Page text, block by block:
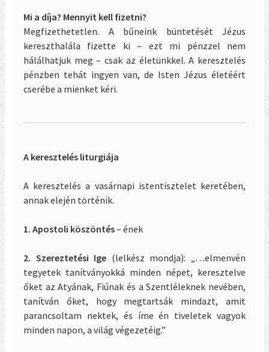
Mi a díja? Mennyit kell fizetni?
Megfizethetetlen. A bűneink büntetését Jézus
kereszthalála fizette ki – ezt mi pénzzel nem
hálálhatjuk meg – csak az életünkkel. A keresztelés
pénzben tehát ingyen van, de Isten Jézus életéért
cserébe a mienket kéri.
A keresztelés liturgiája
A keresztelés a vasárnapi istentisztelet keretében,
annak elején történik.
1. Apostoli köszöntés– ének
2. Szereztetési Ige (lelkész mondja): „…elmenvén
tegyetek tanítványokká minden népet, keresztelve
őket az Atyának, Fiúnak és a Szentléleknek nevében,
tanítván őket, hogy megtartsák mindazt, amit
parancsoltam nektek, és íme én tiveletek vagyok
minden napon, a világ végezetéig.”